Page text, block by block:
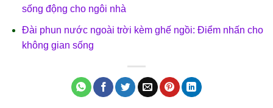
sống động cho ngôi nhà
Đài phun nước ngoài trời kèm ghế ngồi: Điểm nhấn cho
không gian sống